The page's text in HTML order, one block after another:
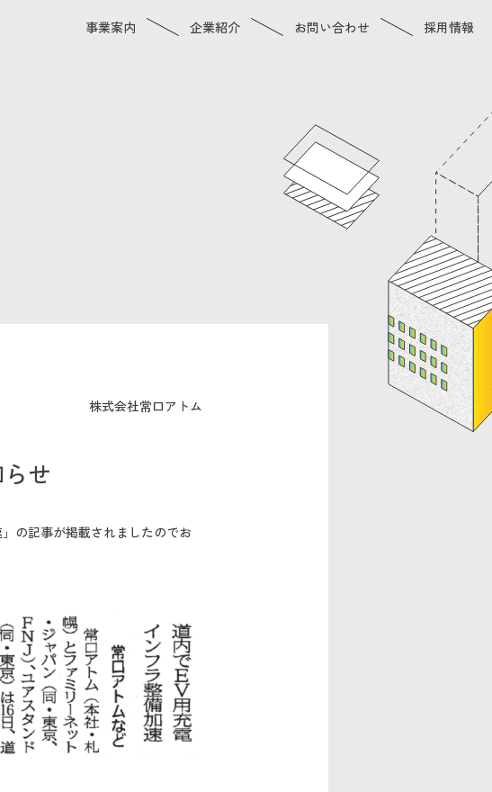
事業案内 企業紹介 お問い合わせ 採用情報
株式会社常口アトム
せ
の記事が掲載されましたのでお